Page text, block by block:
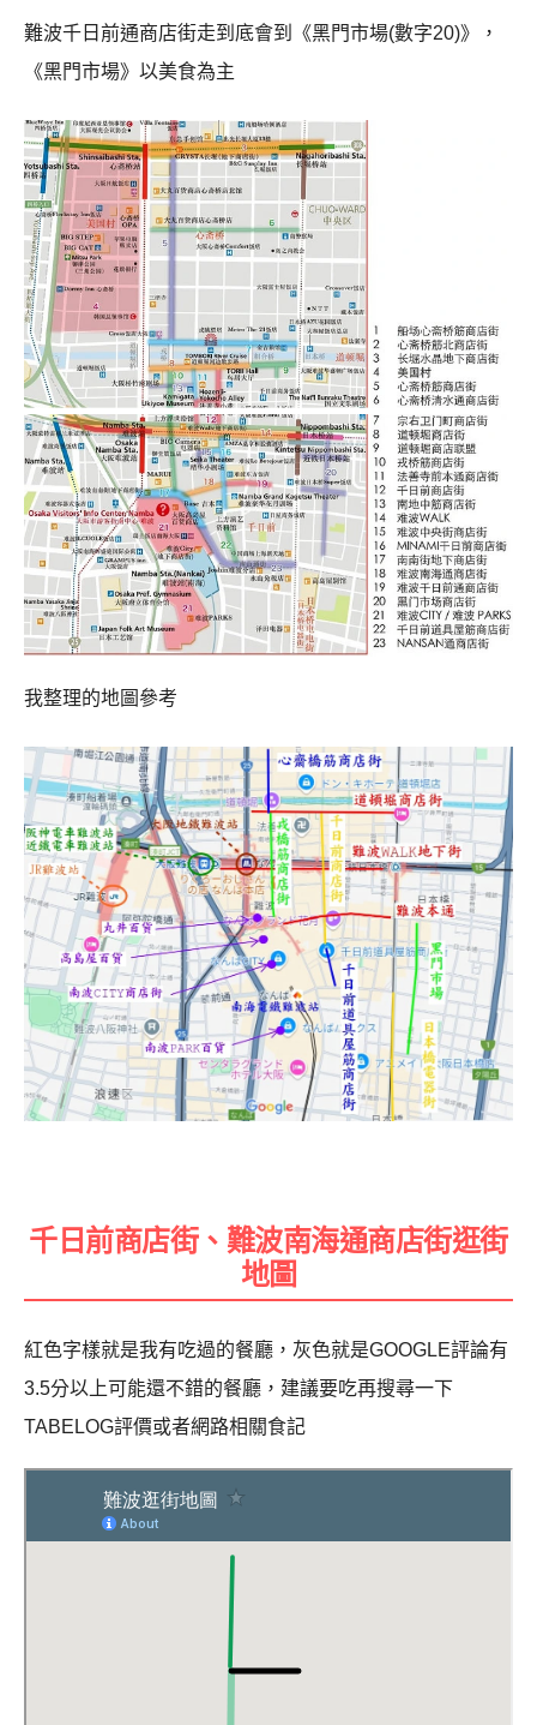
難波千日前通商店街走到底會到《黑門市場(數字20)》，
《黑門市場》以美食為主
我整理的地圖參考
千日前商店街、難波南海通商店街逛街
地圖
紅色字樣就是我有吃過的餐廳，灰色就是GOOGLE評論有
3.5分以上可能還不錯的餐廳，建議要吃再搜尋一下
TABELOG評價或者網路相關食記